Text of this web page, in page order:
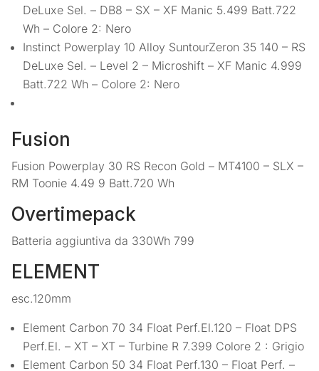
DeLuxe Sel. – DB8 – SX – XF Manic 5.499 Batt.722
Wh – Colore 2: Nero
Instinct Powerplay 10 Alloy SuntourZeron 35 140 – RS
DeLuxe Sel. – Level 2 – Microshift – XF Manic 4.999
Batt.722 Wh – Colore 2: Nero
Fusion
Fusion Powerplay 30 RS Recon Gold – MT4100 – SLX –
RM Toonie 4.49 9 Batt.720 Wh
Overtimepack
Batteria aggiuntiva da 330Wh 799
ELEMENT
esc.120mm
Element Carbon 70 34 Float Perf.El.120 – Float DPS
Perf.El. – XT – XT – Turbine R 7.399 Colore 2 : Grigio
Element Carbon 50 34 Float Perf.130 – Float Perf. –